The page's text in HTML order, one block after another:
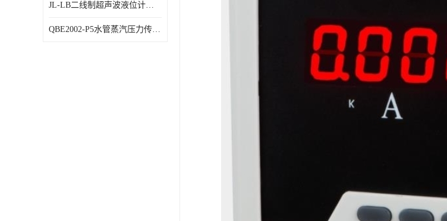
JL-LB二线制超声波液位计鸿泰产品外形美观大方
QBE2002-P5水管蒸汽压力传感器西门子产品技术规格